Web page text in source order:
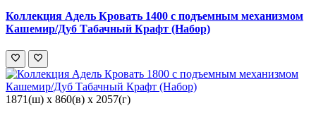
Коллекция Адель Кровать 1400 с подъемным механизмом
Кашемир/Дуб Табачный Крафт (Набор)
1871(ш) x 860(в) x 2057(г)